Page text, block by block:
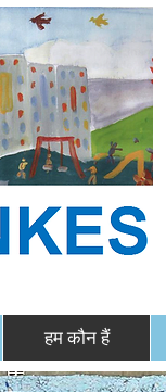
हम कौन हैं